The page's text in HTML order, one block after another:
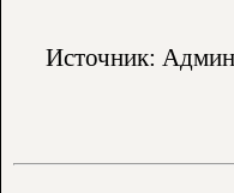
Источник: